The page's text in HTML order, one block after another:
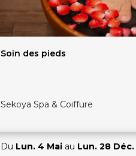
Soin des pieds
Sekoya Spa & Coiffure
Du Lun. 4 Mai au Lun. 28 Déc.